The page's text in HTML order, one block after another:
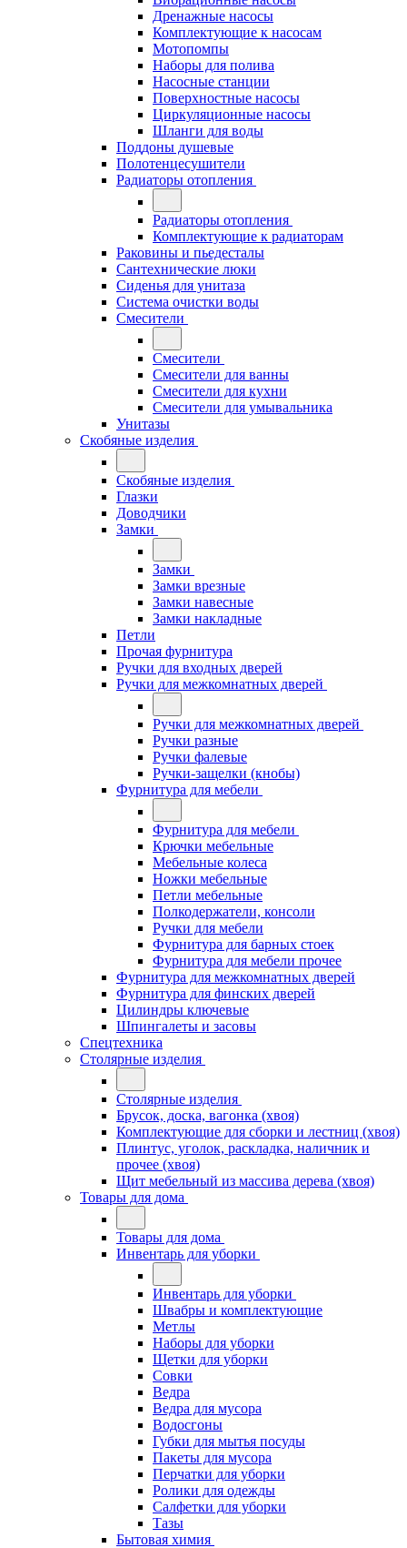
Дренажные насосы
Комплектующие к насосам
Мотопомпы
Наборы для полива
Насосные станции
Поверхностные насосы
Циркуляционные насосы
Шланги для воды
Поддоны душевые
Полотенцесушители
Радиаторы отопления
Радиаторы отопления
Комплектующие к радиаторам
Раковины и пьедесталы
Сантехнические люки
Сиденья для унитаза
Система очистки воды
Смесители
Смесители
Смесители для ванны
Смесители для кухни
Смесители для умывальника
Унитазы
Скобяные изделия
Скобяные изделия
Глазки
Доводчики
Замки
Замки
Замки врезные
Замки навесные
Замки накладные
Петли
Прочая фурнитура
Ручки для входных дверей
Ручки для межкомнатных дверей
Ручки для межкомнатных дверей
Ручки разные
Ручки фалевые
Ручки-защелки (кнобы)
Фурнитура для мебели
Фурнитура для мебели
Крючки мебельные
Мебельные колеса
Ножки мебельные
Петли мебельные
Полкодержатели, консоли
Ручки для мебели
Фурнитура для барных стоек
Фурнитура для мебели прочее
Фурнитура для межкомнатных дверей
Фурнитура для финских дверей
Цилиндры ключевые
Шпингалеты и засовы
Спецтехника
Столярные изделия
Столярные изделия
Брусок, доска, вагонка (хвоя)
Комплектующие для сборки и лестниц (хвоя)
Плинтус, уголок, раскладка, наличник и
прочее (хвоя)
Щит мебельный из массива дерева (хвоя)
Товары для дома
Товары для дома
Инвентарь для уборки
Инвентарь для уборки
Швабры и комплектующие
Метлы
Наборы для уборки
Щетки для уборки
Совки
Ведра
Ведра для мусора
Водосгоны
Губки для мытья посуды
Пакеты для мусора
Перчатки для уборки
Ролики для одежды
Салфетки для уборки
Тазы
Бытовая химия